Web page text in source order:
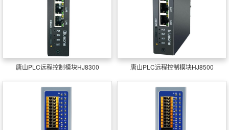
唐山PLC远程控制模块HJ8300 唐山PLC远程控制模块HJ8500